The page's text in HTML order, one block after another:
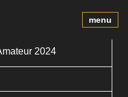
menu
2024